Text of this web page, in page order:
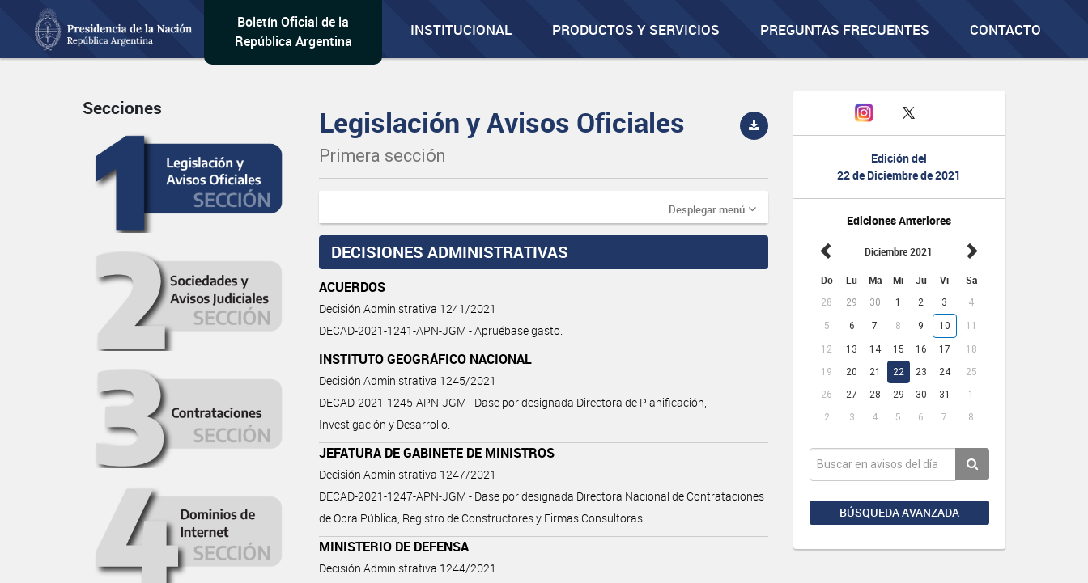
Boletín Oficial de la
República Argentina
INSTITUCIONAL PRODUCTOS Y SERVICIOS PREGUNTAS FRECUENTES CONTACTO
Edición del
22 de Diciembre de 2021
Ediciones Anteriores
Diciembre 2021
Do Lu Ma Mi Ju Vi Sa
28 29 30 1 2 3 4
5 6 7 8 9 10 11
12 13 14 15 16 17
18
19
20 21 22 23 24
25
26
27 28 29 30 31
1
2
3 4 5 6 7 8
BÚSQUEDA AVANZADA
Secciones Legislación y Avisos Oficiales
Primera sección
Desplegar menú
DECISIONES ADMINISTRATIVAS
ACUERDOS
Decisión Administrativa 1241/2021
DECAD-2021-1241-APN-JGM - Apruébase gasto.
INSTITUTO GEOGRÁFICO NACIONAL
Decisión Administrativa 1245/2021
DECAD-2021-1245-APN-JGM - Dase por designada Directora de Planificación,
Investigación y Desarrollo.
JEFATURA DE GABINETE DE MINISTROS
Decisión Administrativa 1247/2021
DECAD-2021-1247-APN-JGM - Dase por designada Directora Nacional de Contrataciones
de Obra Pública, Registro de Constructores y Firmas Consultoras.
MINISTERIO DE DEFENSA
Decisión Administrativa 1244/2021